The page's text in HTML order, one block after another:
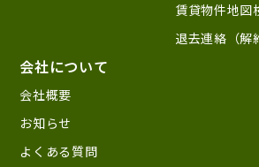
賃貸物件地図
退去連絡（解
会社について
会社概要
お知らせ
よくある質問